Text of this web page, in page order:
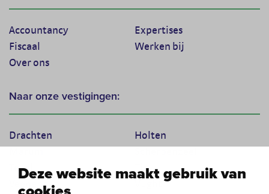
Deze website maakt gebruik van
Accountancy
Expertises
Fiscaal
Werken bij
Over ons
Naar onze vestigingen:
Drachten
Holten
Texel
Tiel
Veenendaal